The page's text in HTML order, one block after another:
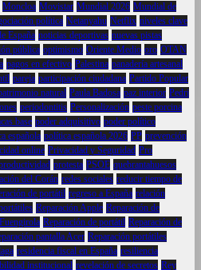
Moncloa Movistar Mundial 2026 Mundial de
política Netanyahu Netflix niveles clave
España noticias deportivas nuevas pistas
pública optimismo Oriente Medio oro OTAN
pagos en efectivo Palestina panadería artesanal
pareja participación ciudadana Partido Popular
natural Paula Badosa paz interior Pedri
periodontitis Personalización peste porcina
base poder adquisitivo poder político
española política española 2026 PP prevención
online Privacidad y Seguridad Pro
protesta PSOE quebrantahuesos
del Corán redes sociales reducir tiempo de
de portátil regreso a España relación
Reparación Apple Reparación de
Reparación de portátil Reparación de
pantalla Acer Reparación portátiles
residencia fiscal en España resiliencia
institucional revelación de secretos Rey